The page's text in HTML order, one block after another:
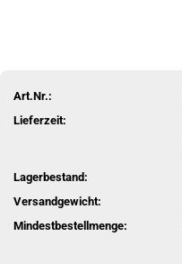
Art.Nr.:
Lieferzeit:
Lagerbestand:
Versandgewicht:
Mindestbestellmenge: